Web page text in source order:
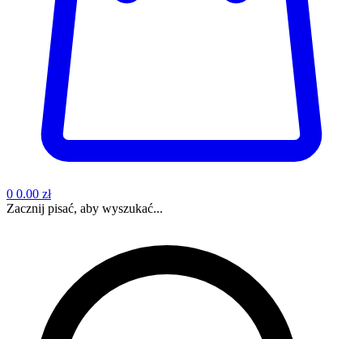
0 0.00 zł
Zacznij pisać, aby wyszukać...